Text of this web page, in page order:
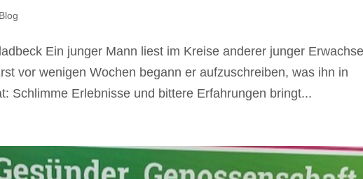
Ein junger Mann liest im Kreise anderer junger
vor wenigen Wochen begann er aufzuschreiben, was ihn in
Schlimme Erlebnisse und bittere Erfahrungen bringt...